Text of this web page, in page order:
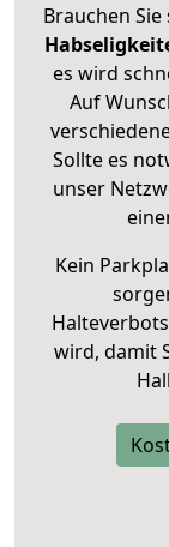
Brauchen
es wird
Auf
Sollte es
unser
Kein
wird, damit